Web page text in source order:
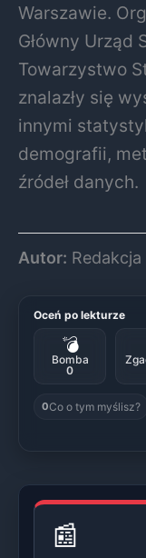
Warszawie.
Główny Urząd
Towarzystwo
znalazły się
innymi
demografii,
źródeł danych.
Autor: Redakcja
Oceń po lekturze
💣
Bomba
0
0Co o tym myślisz?
📰